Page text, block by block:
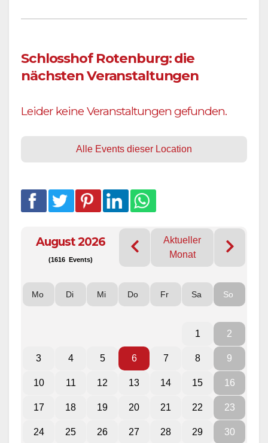
Schlosshof Rotenburg: die
nächsten Veranstaltungen
Leider keine Veranstaltungen gefunden.
Alle Events dieser Location
August 2026
(1616 Events)
Aktueller
Monat
Mo Di Mi Do Fr Sa So
1 2
3 4 5 6 7 8 9
10 11 12 13 14 15 16
17 18 19 20 21 22 23
24 25 26 27 28 29 30